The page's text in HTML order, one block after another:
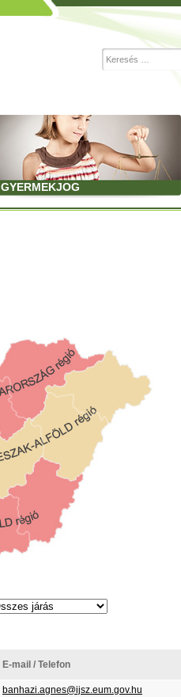
GYERMEKJOG
E-mail / Telefon
banhazi.agnes@ijsz.eum.gov.hu